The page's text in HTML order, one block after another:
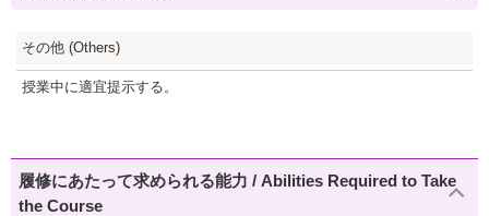
その他 (Others)
授業中に適宜提示する。
履修にあたって求められる能力 / Abilities Required to Take
the Course